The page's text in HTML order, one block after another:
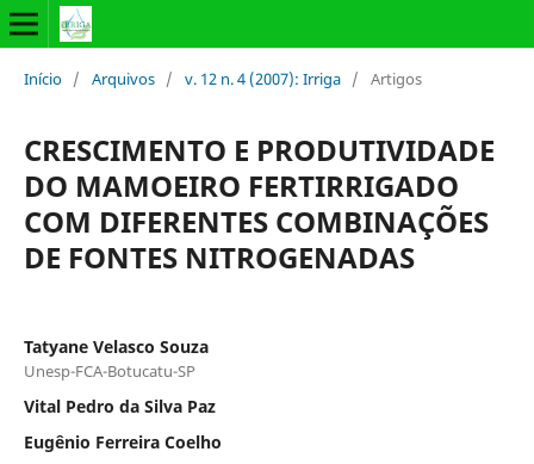
Início / Arquivos / v. 12 n. 4 (2007): Irriga / Artigos
CRESCIMENTO E PRODUTIVIDADE
DO MAMOEIRO FERTIRRIGADO
COM DIFERENTES COMBINAÇÕES
DE FONTES NITROGENADAS
Tatyane Velasco Souza
Unesp-FCA-Botucatu-SP
Vital Pedro da Silva Paz
Eugênio Ferreira Coelho